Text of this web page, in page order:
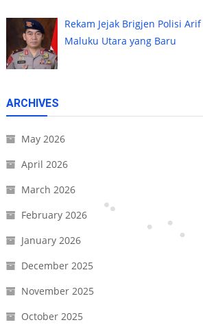
Rekam Jejak Brigjen Polisi
Maluku Utara yang Baru
ARCHIVES
May 2026
April 2026
March 2026
February 2026
January 2026
December 2025
November 2025
October 2025